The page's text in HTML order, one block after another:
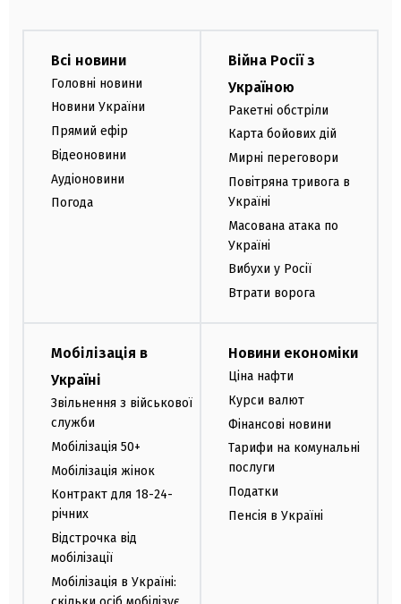
Всі новини
Головні новини
Новини України
Прямий ефір
Відеоновини
Аудіоновини
Погода
Війна Росії з
Україною
Ракетні обстріли
Карта бойових дій
Мирні переговори
Повітряна тривога в
Україні
Масована атака по
Україні
Вибухи у Росії
Втрати ворога
Мобілізація в
Україні
Звільнення з військової
служби
Мобілізація 50+
Мобілізація жінок
Контракт для 18-24-
річних
Відстрочка від
мобілізації
Мобілізація в Україні:
Новини економіки
Ціна нафти
Курси валют
Фінансові новини
Тарифи на комунальні
послуги
Податки
Пенсія в Україні